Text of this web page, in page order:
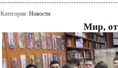
Категория: Новости
Мир,